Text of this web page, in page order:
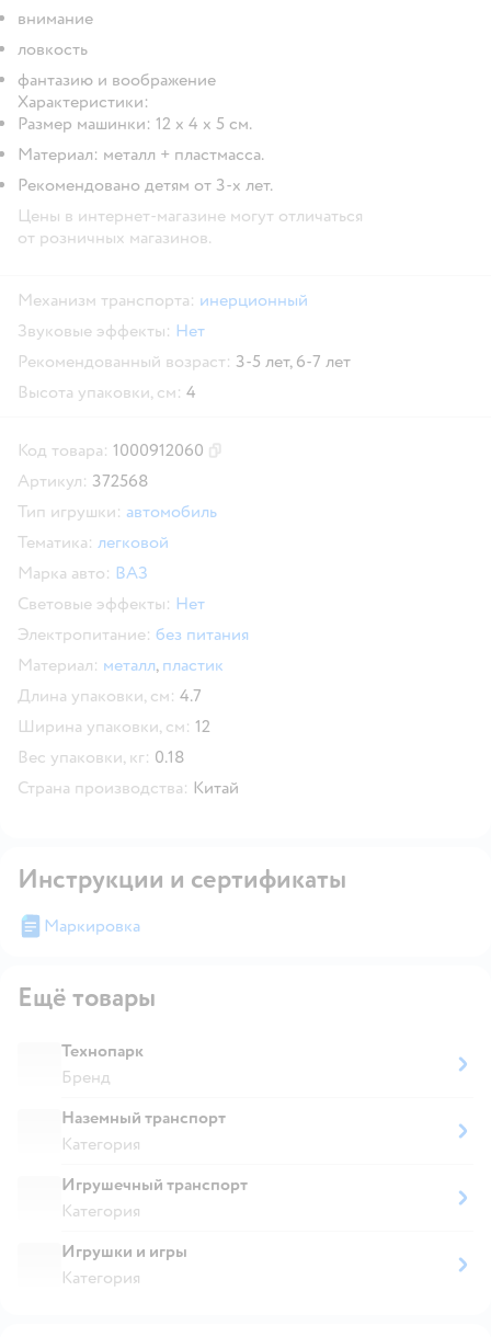
внимание
ловкость
фантазию и воображение
Характеристики:
Размер машинки: 12 х 4 х 5 см.
Материал: металл + пластмасса.
Рекомендовано детям от 3-х лет.
Цены в интернет-магазине могут отличаться
от розничных магазинов.
Механизм транспорта: инерционный
Звуковые эффекты: Нет
Рекомендованный возраст: 3-5 лет, 6-7 лет
Высота упаковки, см: 4
Код товара: 1000912060
Артикул: 372568
Тип игрушки: автомобиль
Тематика: легковой
Марка авто: ВАЗ
Световые эффекты: Нет
Электропитание: без питания
Материал: металл, пластик
Длина упаковки, см: 4.7
Ширина упаковки, см: 12
Вес упаковки, кг: 0.18
Страна производства: Китай
Инструкции и сертификаты
Маркировка
Ещё товары
Технопарк
Бренд
Наземный транспорт
Категория
Игрушечный транспорт
Категория
Игрушки и игры
Категория